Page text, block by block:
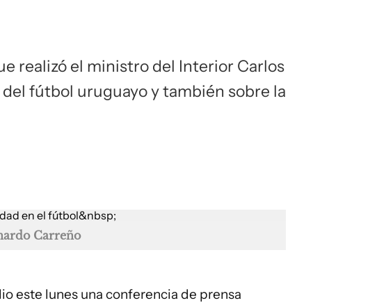
realizó el ministro del Interior Carlos
fútbol uruguayo y también sobre la
Carreño
este lunes una conferencia de prensa